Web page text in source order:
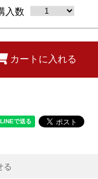
入数
カートに入れる
る